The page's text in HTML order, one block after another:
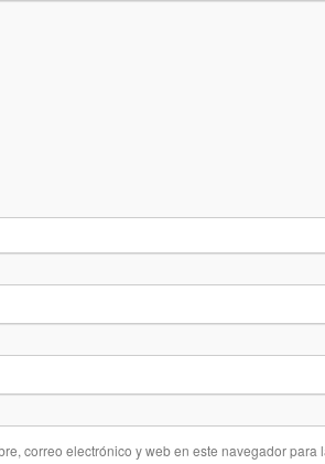
correo electrónico y web en este navegador para